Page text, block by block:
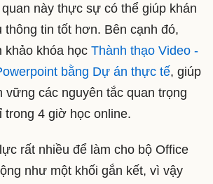
này thực sự có thể giúp khán
thông tin tốt hơn. Bên cạnh đó,
khảo khóa học Thành thạo Video -
bằng Dự án thực tế, giúp
vững các nguyên tắc quan trọng
trong 4 giờ học online.
rất nhiều để làm cho bộ Office
như một khối gắn kết, vì vậy